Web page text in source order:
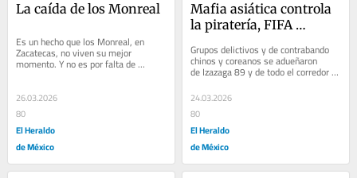
La caída de los Monreal
Es un hecho que los Monreal, en
Zacatecas, no viven su mejor
momento. Y no es por falta de
vocación política, recursos o
26.03.2026
80
El Heraldo
de México
Mafia asiática controla
la piratería, FIFA
limbo
Grupos delictivos y de contrabando
chinos y coreanos se adueñaron
de Izazaga 89 y de todo el corredor
de ventas del Centro Histórico.
Ventas...
24.03.2026
80
El Heraldo
de México